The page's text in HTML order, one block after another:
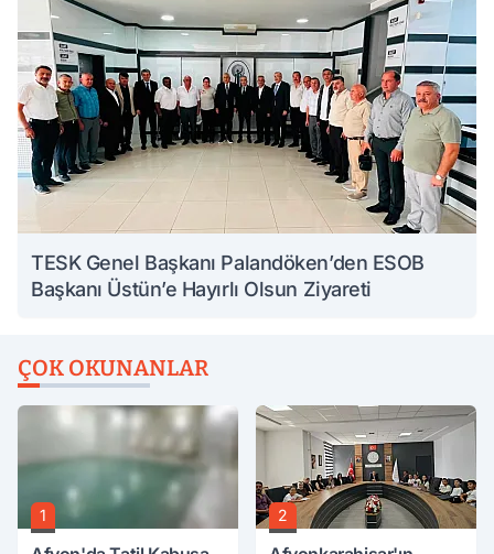
TESK Genel Başkanı Palandöken’den ESOB
Başkanı Üstün’e Hayırlı Olsun Ziyareti
ÇOK OKUNANLAR
1 2